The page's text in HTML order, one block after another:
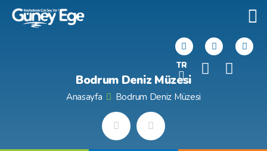
TR
Bodrum Deniz Müzesi
Anasayfa Bodrum Deniz Müzesi